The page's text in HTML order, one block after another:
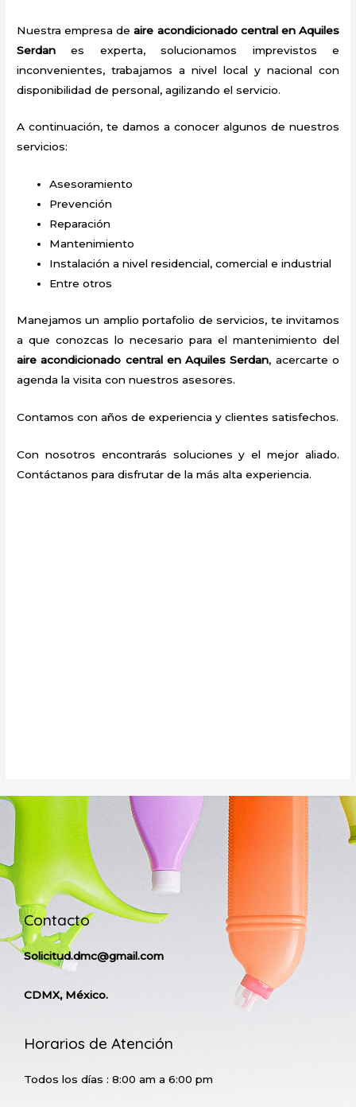
Nuestra empresa deaire acondicionado central en Aquiles
Serdan es experta, solucionamos imprevistos e
inconvenientes, trabajamos a nivel local y nacional con
disponibilidad de personal, agilizando el servicio.
A continuación, te damos a conocer algunos de nuestros
servicios:
Asesoramiento
Prevención
Reparación
Mantenimiento
Instalación a nivel residencial, comercial e industrial
Entre otros
Manejamos un amplio portafolio de servicios, te invitamos
a que conozcas lo necesario para el mantenimiento del
aire acondicionado central en Aquiles Serdan, acercarte o
agenda la visita con nuestros asesores.
Contamos con años de experiencia y clientes satisfechos.
Con nosotros encontrarás soluciones y el mejor aliado.
Contáctanos para disfrutar de la más alta experiencia.
Contacto
Solicitud.dmc@gmail.com
CDMX, México.
Horarios de Atención
Todos los días : 8:00 am a 6:00 pm